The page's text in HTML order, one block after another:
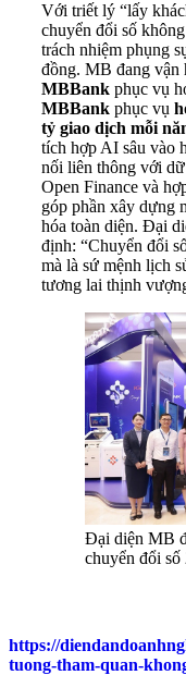
Với triết lý “lấy
chuyển đổi số
trách nhiệm phụng
đồng. MB đang vận
MBBank phục vụ
MBBank phục vụ
tỷ giao dịch mỗi
tích hợp AI sâu vào
nối liên thông với
Open Finance và
góp phần xây dựng
hóa toàn diện. Đại
định: “Chuyển đổi
mà là sứ mệnh lịch
tương lai thịnh
Đại diện MB
chuyển đổi
https://
tuong-tham-quan-